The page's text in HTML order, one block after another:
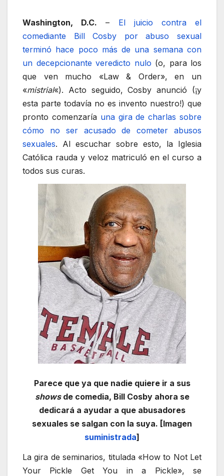
Washington, D.C. – El juicio contra el
comediante Bill Cosby por abuso sexual
terminó hace poco más de una semana con
un decepcionante veredicto nulo (o, para los
que ven mucho «Law & Order», en un
«mistrial«). Acto seguido, Cosby anunció (¡y
esta parte todavía no es invento nuestro!) que
pronto comenzaría una gira de charlas sobre
cómo no ser acusado de cometer abusos
sexuales. Al escuchar sobre esto, la Iglesia
Católica rauda y veloz matriculó en el curso a
todos sus curas.
Parece que ya que nadie quiere ir a sus
showsde comedia, Bill Cosby ahora se
dedicará a ayudar a que abusadores
sexuales se salgan con la suya. [Imagen
suministrada]
La gira de seminarios, titulada «How to Not Let
Your Pickle Get You in a Pickle», se